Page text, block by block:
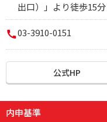
出口）」より徒歩15分
03-3910-0151
公式HP
内申基準